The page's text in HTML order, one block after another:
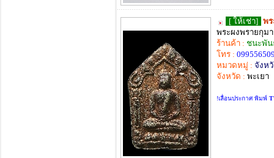
[ ให้เช่า] พร
พระผงพรายกุม
ร้านค้า : ชนะพั
โทร :
หมวดหมู่ : จังห
จังหวัด : พะเยา
!เลื่อนประกาศ พิมพ์